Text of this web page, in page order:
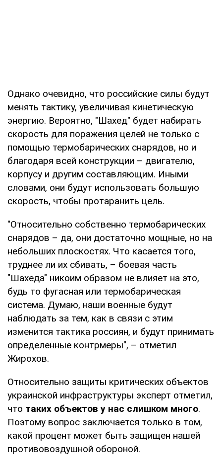
Однако очевидно, что российские силы будут
менять тактику, увеличивая кинетическую
энергию. Вероятно, "Шахед" будет набирать
скорость для поражения целей не только с
помощью термобарических снарядов, но и
благодаря всей конструкции – двигателю,
корпусу и другим составляющим. Иными
словами, они будут использовать большую
скорость, чтобы протаранить цель.
"Относительно собственно термобарических
снарядов – да, они достаточно мощные, но на
небольших плоскостях. Что касается того,
труднее ли их сбивать, – боевая часть
"Шахеда" никоим образом не влияет на это,
будь то фугасная или термобарическая
система. Думаю, наши военные будут
наблюдать за тем, как в связи с этим
изменится тактика россиян, и будут принимать
определенные контрмеры", – отметил
Жирохов.
Относительно защиты критических объектов
украинской инфраструктуры эксперт отметил,
что таких объектов у нас слишком много.
Поэтому вопрос заключается только в том,
какой процент может быть защищен нашей
противовоздушной обороной.